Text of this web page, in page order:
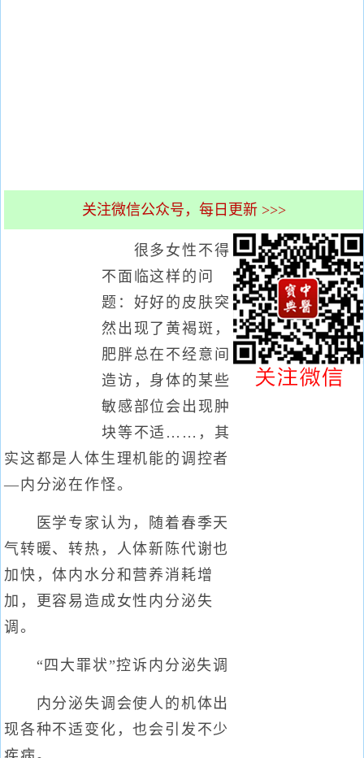
关注微信公众号，每日更新 >>>
很多女性不得
不面临这样的问
题：好好的皮肤突
然出现了黄褐斑，
肥胖总在不经意间
造访，身体的某些
敏感部位会出现肿
块等不适……，其
实这都是人体生理机能的调控者
—内分泌在作怪。
医学专家认为，随着春季天
气转暖、转热，人体新陈代谢也
加快，体内水分和营养消耗增
加，更容易造成女性内分泌失
调。
“四大罪状”控诉内分泌失调
内分泌失调会使人的机体出
现各种不适变化，也会引发不少